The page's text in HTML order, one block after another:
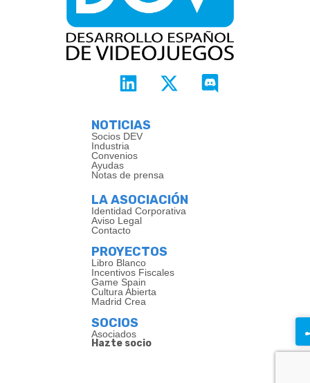
NOTICIAS
Socios DEV
Industria
Convenios
Ayudas
Notas de prensa
LA ASOCIACIÓN
Identidad Corporativa
Aviso Legal
Contacto
PROYECTOS
Libro Blanco
Incentivos Fiscales
Game Spain
Cultura Abierta
Madrid Crea
SOCIOS
Asociados
Hazte socio